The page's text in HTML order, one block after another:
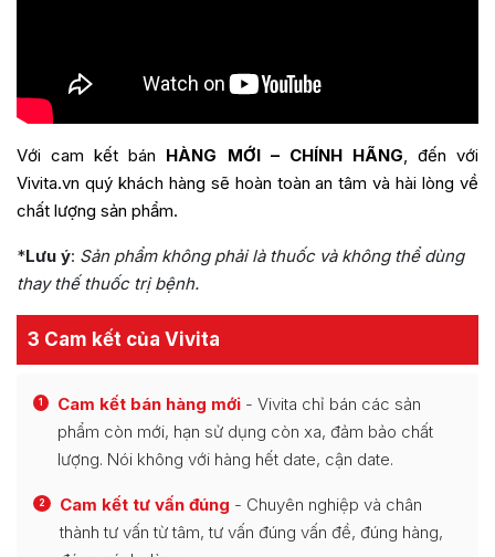
Với cam kết bán HÀNG MỚI – CHÍNH HÃNG, đến với
Vivita.vn quý khách hàng sẽ hoàn toàn an tâm và hài lòng về
chất lượng sản phẩm.
*Lưu ý: Sản phẩm không phải là thuốc và không thể dùng
thay thế thuốc trị bệnh.
3 Cam kết của Vivita
1 Cam kết bán hàng mới - Vivita chỉ bán các sản
phẩm còn mới, hạn sử dụng còn xa, đảm bảo chất
lượng. Nói không với hàng hết date, cận date.
2 Cam kết tư vấn đúng - Chuyên nghiệp và chân
thành tư vấn từ tâm, tư vấn đúng vấn đề, đúng hàng,